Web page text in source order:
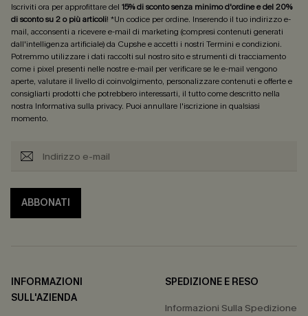
Iscriviti ora per approfittare del 15% di sconto senza minimo d'ordine e del 20%
di sconto su 2 o più articoli! *Un codice per ordine. Inserendo il tuo indirizzo e-
mail, acconsenti a ricevere e-mail di marketing (compresi contenuti generati
dall'intelligenza artificiale) da Cupshe e accetti i nostri Termini e condizioni.
Potremmo utilizzare i dati raccolti sul nostro sito e strumenti di tracciamento
come i pixel presenti nelle nostre e-mail per verificare se le e-mail vengono
aperte, valutare il livello di coinvolgimento, personalizzare contenuti e offerte e
consigliarti prodotti che potrebbero interessarti, il tutto come descritto nella
nostra Informativa sulla privacy. Puoi annullare l'iscrizione in qualsiasi
momento.
ABBONATI
INFORMAZIONI
SULL'AZIENDA
SPEDIZIONE E RESO
Informazioni Sulla Spedizione